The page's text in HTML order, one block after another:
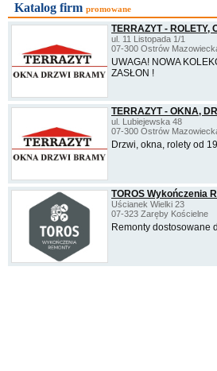
Katalog firm promowane
TERRAZYT - ROLETY,
ul. 11 Listopada 1/1
07-300 Ostrów
UWAGA! NOWA
ZASŁON !
TERRAZYT - OKNA,
ul. Lubiejewska 48
07-300 Ostrów
Drzwi, okna, rolety od
TOROS Wykończenia
Uścianek Wielki 23
07-323 Zaręby Kościelne
Remonty dostosowane